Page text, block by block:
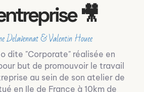
🎥
Delavennat & Valentin Houee
dite "Corporate" réalisée en
but de promouvoir le travail
au sein de son atelier de
en Ile de France à 10km de